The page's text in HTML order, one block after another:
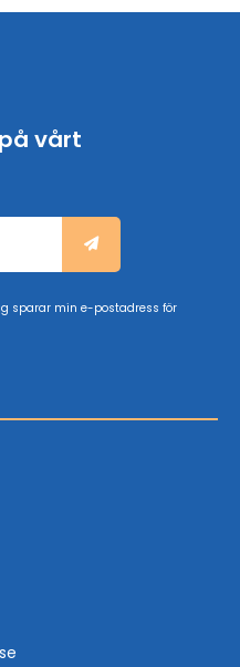
vårt
sparar min e-postadress för